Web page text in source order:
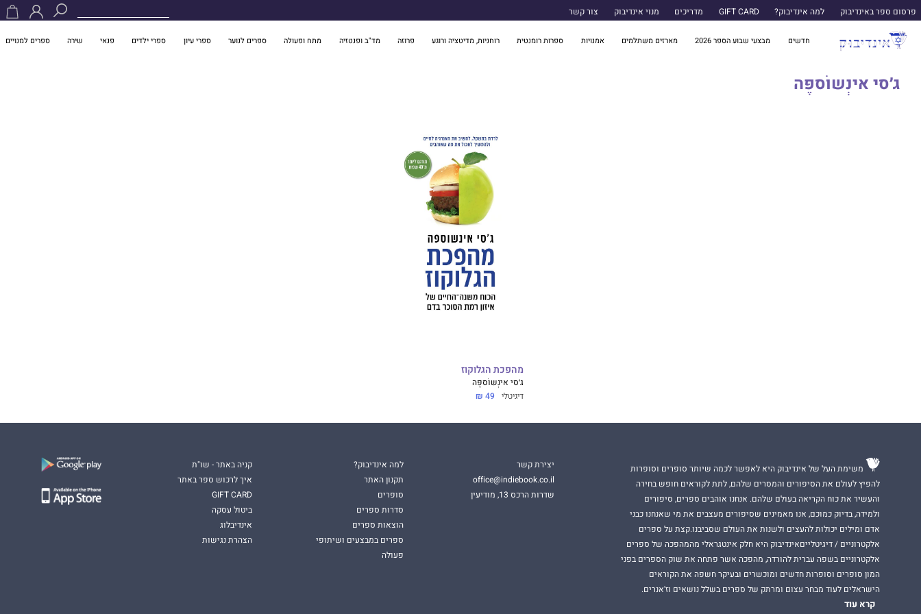
פרסום ספר באינדיבוק למה אינדיבוק? GIFT CARD מדריכים מנוי אינדיבוק צור קשר
חדשים מבצעי שבוע הספר 2026 מארזים משתלמים אמנויות ספרות רומנטית רוחניות, מדיטציה ורוגע פרוזה מד"ב ופנטזיה מתח ופעולה ספרים לנוער ספרי עיון ספרי ילדים פנאי שירה ספרים למנויים
ג׳סי אינְשוֹספֶּה
מהפכת הגלוקוז
ג׳סי אינְשוֹספֶּה
דיגיטלי 49 ₪
משימת העל של אינדיבוק היא לאפשר לכמה שיותר סופרים וסופרות
להפיץ לעולם את הסיפורים והמסרים שלהם, לתת לקוראים חופש בחירה
והעשיר את כוח הקריאה בעולם שלהם. אנחנו אוהבים ספרים, סיפורים
ולמידה, בדיוק כמוכם, אנו מאמינים שסיפורים מעצבים את מי שאנחנו כבני
אדם ומילים יכולות להעצים ולשנות את העולם שסביבנו.קצת על ספרים
אלקטרוניים / דיגיטלייםאינדיבוק היא חלק אינטגראלי מהמהפכה של ספרים
אלקטרוניים בשפה עברית להורדה, מהפכה אשר פתחה את שוק הספרים בפני
המון סופרים וסופרות חדשים ומוכשרים ובעיקר חשפה את הקוראים
הישראלים לעוד מבחר עצום ומרתק של ספרים בשלל נושאים וז'אנרים.
קרא עוד
יצירת קשר
office@indiebook.co.il
שדרות הרכס 13, מודיעין
למה אינדיבוק?
תקנון האתר
סופרים
סדרות ספרים
הוצאות ספרים
ספרים במבצעים ושיתופי
פעולה
קניה באתר - שו"ת
איך לרכוש ספר באתר
GIFT CARD
ביטול עסקה
אינדיבלוג
הצהרת נגישות